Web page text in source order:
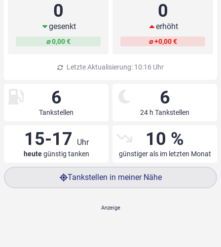
0
gesenkt
⌀ 0,00 €
0
erhöht
⌀ +0,00 €
Letzte Aktualisierung: 10:16 Uhr
6
Tankstellen
6
24 h Tankstellen
15-17 Uhr
heutegünstig tanken
10 %
günstiger als im letzten Monat
Tankstellen in meiner Nähe